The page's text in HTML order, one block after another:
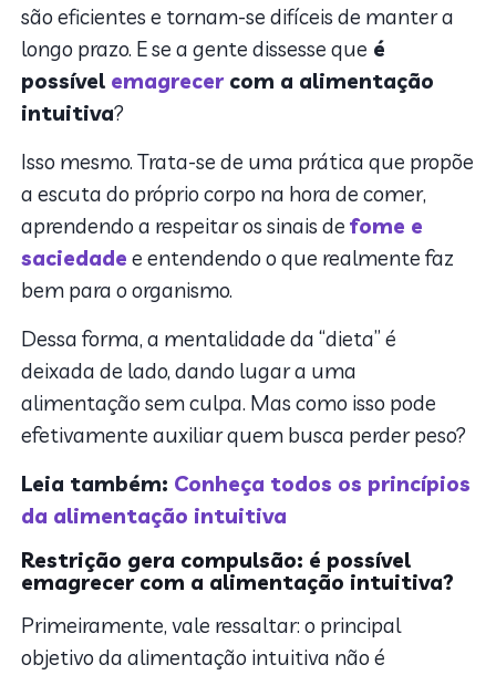
são eficientes e tornam-se difíceis de manter a
longo prazo. E se a gente dissesse que é
possível emagrecer com a alimentação
intuitiva?
Isso mesmo. Trata-se de uma prática que propõe
a escuta do próprio corpo na hora de comer,
aprendendo a respeitar os sinais defome e
saciedade e entendendo o que realmente faz
bem para o organismo.
Dessa forma, a mentalidade da “dieta” é
deixada de lado, dando lugar a uma
alimentação sem culpa. Mas como isso pode
efetivamente auxiliar quem busca perder peso?
Leia também: Conheça todos os princípios
da alimentação intuitiva
Restrição gera compulsão: é possível
emagrecer com a alimentação intuitiva?
Primeiramente, vale ressaltar: o principal
objetivo da alimentação intuitiva não é